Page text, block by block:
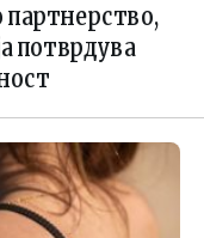
потврдува